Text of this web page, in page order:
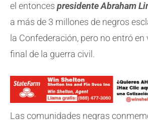
el entonces presidente Abraham
a más de 3 millones de negros
la Confederación, pero no entró en
final de la guerra civil.
Las comunidades negras